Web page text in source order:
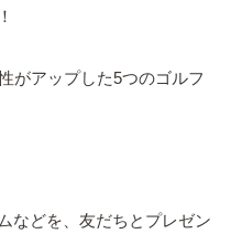
がアップした5つのゴルフ
などを、友だちとプレゼン